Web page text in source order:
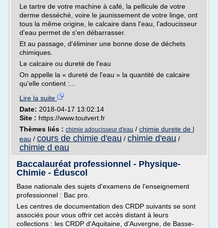
Le tartre de votre machine à café, la pellicule de votre
derme desséché, voire le jaunissement de votre linge, ont
tous la même origine, le calcaire dans l'eau, l'adoucisseur
d'eau permet de s'en débarrasser.
Et au passage, d'éliminer une bonne dose de déchets
chimiques.
Le calcaire ou dureté de l'eau
On appelle la « dureté de l'eau » la quantité de calcaire
qu'elle contient :...
Lire la suite
Date: 2018-04-17 13:02:14
Site : https://www.toutvert.fr
Thèmes liés : chimie adoucisseur d'eau / chimie durete de l
eau / cours de chimie d'eau / chimie d'eau /
chimie d eau
Baccalauréat professionnel - Physique-
Chimie - Éduscol
Base nationale des sujets d'examens de l'enseignement
professionnel : Bac pro.
Les centres de documentation des CRDP suivants se sont
associés pour vous offrir cet accès distant à leurs
collections : les CRDP d'Aquitaine, d'Auvergne, de Basse-